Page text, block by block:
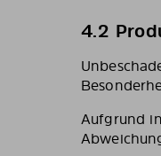
4.2
Aufgrund